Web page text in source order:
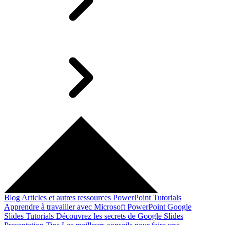
Blog Articles et autres ressources PowerPoint Tutorials
Apprendre à travailler avec Microsoft PowerPoint Google
Slides Tutorials Découvrez les secrets de Google Slides